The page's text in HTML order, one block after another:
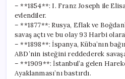
– **1854**: I. Franz Joseph ile
evlendiler.
– **1877**: Rusya, Eflak ve
savaş açtı ve bu olay 93 Harbi
– **1898**: İspanya, Küba’nın
ABD’nin isteğini reddederek
– **1909**: İstanbul’a gelen
Ayaklanması’nı bastırdı.